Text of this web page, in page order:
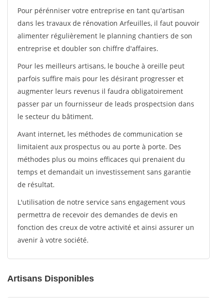
Pour pérénniser votre entreprise en tant qu'artisan
dans les travaux de rénovation Arfeuilles, il faut pouvoir
alimenter régulièrement le planning chantiers de son
entreprise et doubler son chiffre d'affaires.
Pour les meilleurs artisans, le bouche à oreille peut
parfois suffire mais pour les désirant progresser et
augmenter leurs revenus il faudra obligatoirement
passer par un fournisseur de leads prospectsion dans
le secteur du bâtiment.
Avant internet, les méthodes de communication se
limitaient aux prospectus ou au porte à porte. Des
méthodes plus ou moins efficaces qui prenaient du
temps et demandait un investissement sans garantie
de résultat.
L'utilisation de notre service sans engagement vous
permettra de recevoir des demandes de devis en
fonction des creux de votre activité et ainsi assurer un
avenir à votre société.
Artisans Disponibles